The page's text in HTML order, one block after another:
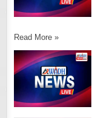
Read More »